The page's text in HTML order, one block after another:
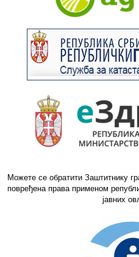
Можете се обратити Заштитнику
повређена права применом
јавних